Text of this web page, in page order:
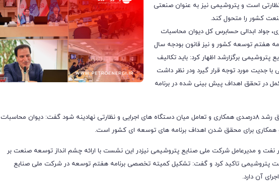
است و پتروشیمی نیز به عنوان صنعتی
کشور را متحول کند.
جواد ابدالی حسابرس کل دیوان محاسبات
هفتم توسعه کشور و نیز قانون بودجه سال
پتروشیمی برگزارشد اظهار کرد: باید تکالیف
با جدیت مورد توجه قرار گیرد ودر نظر داشت
در تحقق اهداف پیش بینی شده در برنامه
وی با بیان این که برای تحقق رشد ۸درصدی همکاری و تعامل میان دستگاه های اجرایی و نظارتی نهادینه شود گفت: دیوان محاسبات
همکاری برای محقق شدن اهداف برنامه های توسعه ای کشور است.
و مدیرعامل شرکت ملی صنایع پتروشیمی نیزدر این نشست با ارائه چشم انداز توسعه صنعت بر
پتروشیمی تاکید کرد و گفت: تشکیل کمیته تخصصی برنامه هفتم توسعه در شرکت ملی صنایع
آن دارد.